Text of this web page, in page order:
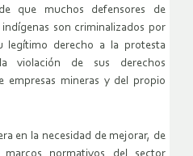
que muchos defensores de
son criminalizados por
legítimo derecho a la protesta
violación de sus derechos
empresas mineras y del propio
en la necesidad de mejorar, de